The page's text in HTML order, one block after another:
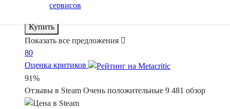
сервисов
Купить
Показать все предложения
80
Оценка критиков
91%
Отзывы в Steam Очень положительные 9 481 обзор